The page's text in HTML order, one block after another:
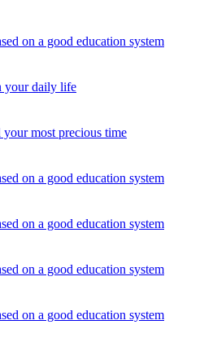
on a good education system
your daily life
most precious time
on a good education system
on a good education system
on a good education system
on a good education system